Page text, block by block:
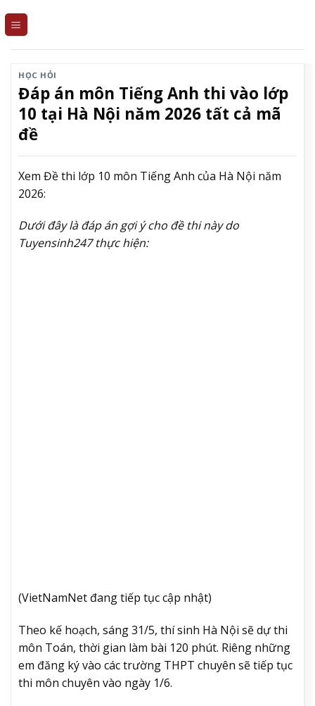
HỌC HỎI
Đáp án môn Tiếng Anh thi vào lớp
10 tại Hà Nội năm 2026 tất cả mã
đề
Xem Đề thi lớp 10 môn Tiếng Anh của Hà Nội năm
2026:
Dưới đây là đáp án gợi ý cho đề thi này do
Tuyensinh247 thực hiện:
(VietNamNet đang tiếp tục cập nhật)
Theo kế hoạch, sáng 31/5, thí sinh Hà Nội sẽ dự thi
môn Toán, thời gian làm bài 120 phút. Riêng những
em đăng ký vào các trường THPT chuyên sẽ tiếp tục
thi môn chuyên vào ngày 1/6.